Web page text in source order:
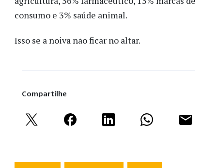
consumo e 3% saúde animal.
Isso se a noiva não ficar no altar.
Compartilhe